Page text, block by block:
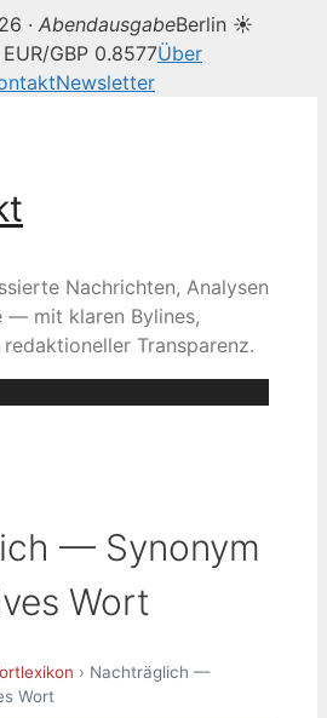
· AbendausgabeBerlin ☀
EUR/GBP 0.8577Über
Newsletter
Nachrichten, Analysen
— mit klaren Bylines,
Transparenz.
— Synonym
Wort
› Nachträglich —
Wort